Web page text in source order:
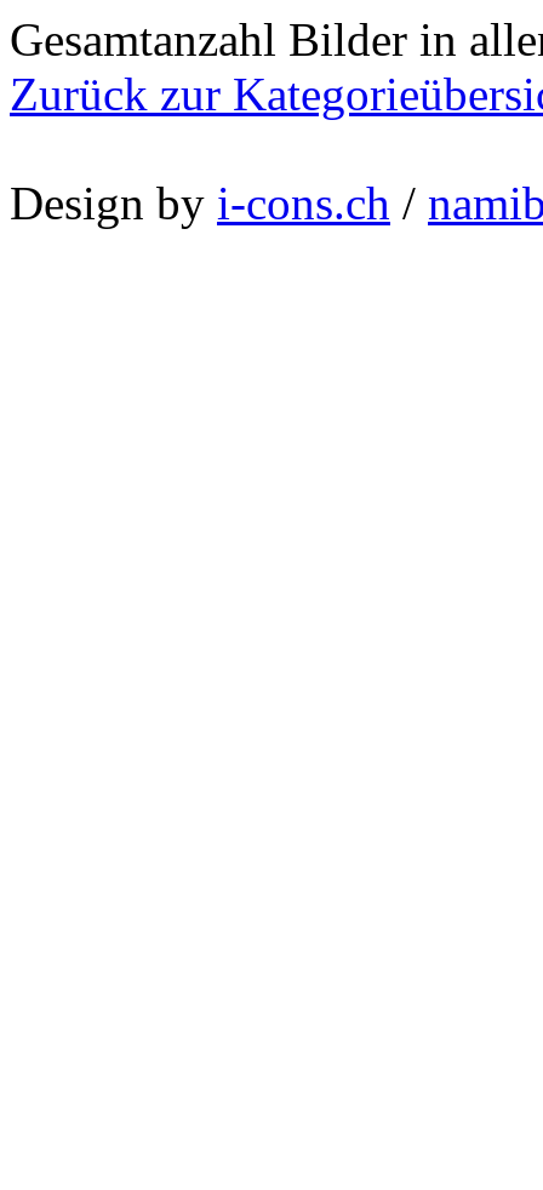
Gesamtanzahl Bilder in
Zurück zur
Design by i-cons.ch /